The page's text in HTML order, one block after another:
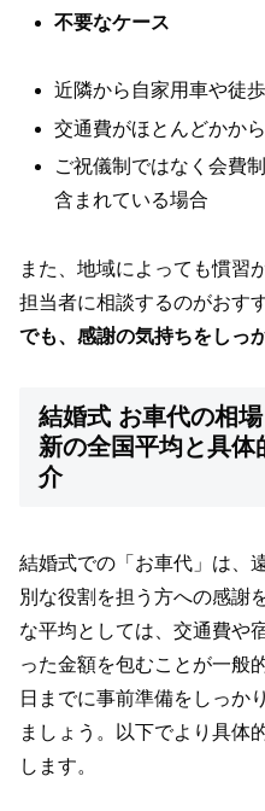
不要なケース
近隣から自家用車や徒
交通費がほとんどかか
ご祝儀制ではなく会費
含まれている場合
また、地域によっても慣習
担当者に相談するのがおす
でも、感謝の気持ちをしっ
結婚式 お車代の相
新の全国平均と具
介
結婚式での「お車代」は、
別な役割を担う方への感謝
な平均としては、交通費や
った金額を包むことが一般
日までに事前準備をしっか
ましょう。以下でより具体
します。